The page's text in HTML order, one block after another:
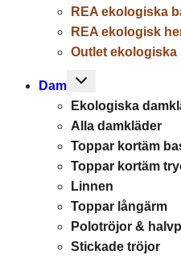
REA ekologiska
REA ekologisk
Outlet ekologiska
Dam
Toggle
menu
Ekologiska
Alla damkläder
Toppar kortäm
Toppar kortäm
Linnen
Toppar långärm
Polotröjor &
Stickade tröjor